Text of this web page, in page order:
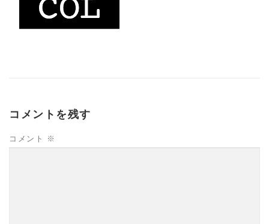
コメントを残す
コメント ※